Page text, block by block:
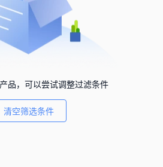
品，可以尝试调整过滤条件
清空筛选条件